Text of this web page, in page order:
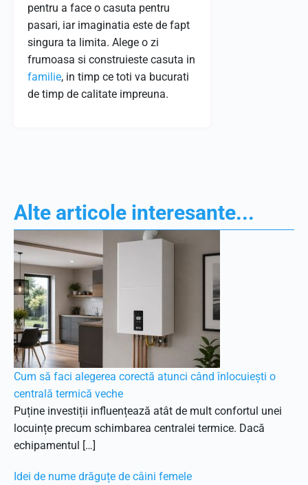
pentru a face o casuta pentru
pasari, iar imaginatia este de fapt
singura ta limita. Alege o zi
frumoasa si construieste casuta in
familie, in timp ce toti va bucurati
de timp de calitate impreuna.
Alte articole interesante...
Cum să faci alegerea corectă atunci când înlocuiești o
centrală termică veche
Puține investiții influențează atât de mult confortul unei
locuințe precum schimbarea centralei termice. Dacă
echipamentul […]
Idei de nume drăguțe de câini femele